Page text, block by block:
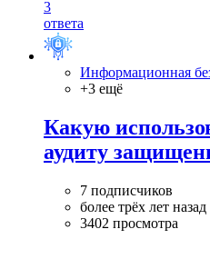
3
ответа
Информационная
+3 ещё
Какую
аудиту
7 подписчиков
более трёх лет назад
3402 просмотра